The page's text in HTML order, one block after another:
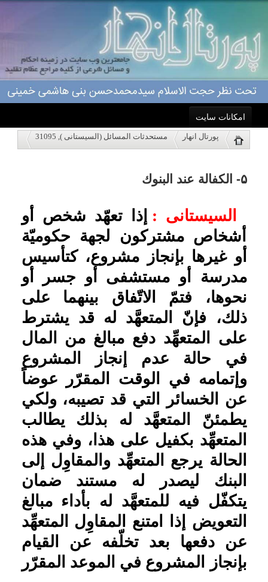
امکانات سایت
خانه
اعمال
ویژه نامه ها
پاسخگویی
امکانات
کاربر میهمان
پورتال انهار
مستحدثات المسائل (السیستانی ), 31095
السیستانی :إذا تعهّد شخص أو
أو غيرها بإنجاز مشروع، كتأسيس
مدرسة أو مستشفى أو جسر أو
ذلك، فإنّ المتعهَّد له قد يشترط
على المتعهِّد دفع مبالغ من المال
في حالة عدم إنجاز المشروع
وإتمامه في الوقت المقرّر عوضاً
عن الخسائر التي قد تصيبه، ولكي
يطمئنّ المتعهَّد له بذلك يطالب
المتعهِّد بكفيل على هذا، وفي هذه
الحالة يرجع المتعهِّد والمقاوِل إلى
البنك ليصدر له مستند ضمان
يتكفّل فيه للمتعهَّد له بأداء مبالغ
التعويض إذا امتنع المقاوِل المتعهِّد
عن دفعها بعد تخلّفه عن القيام
بإنجاز المشروع في الموعد المقرّر
.
مسألة ۱۳-
تعهّد البنك للجهة
صاحبة المشروع بأداء المبالغ
المطلوبة على تقدير امتناع
المقاول عن أدائها نحوٌ من الكَفالة
الماليّة في مقابل الكَفالة
المصطلحة - في أبواب المعاملات -
التي هي عبارة عن التعهّد لشخص
بإحضار شخص آخر له حقّ عليه
عند طلبه.
وتفترق الكفالة الماليّة عن الضمان
في أنّ الضامن تشتغل ذمّته
للمضمون له بنفس الدين
المضمون، فلو مات قبل وفائه